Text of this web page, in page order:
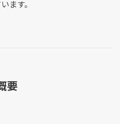
ます。
要